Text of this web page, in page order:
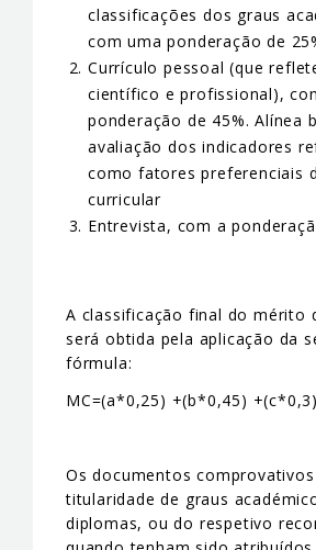
classificações dos graus
com uma ponderação de
Currículo pessoal (que
científico e profissional),
ponderação de 45%. Alínea
avaliação dos indicadores
como fatores preferenciais
curricular
Entrevista, com a
A classificação final do mérito
será obtida pela aplicação da
fórmula:
MC=(a*0,25) +(b*0,45) +(c*0,3)
Os documentos comprovativos
titularidade de graus
diplomas, ou do respetivo